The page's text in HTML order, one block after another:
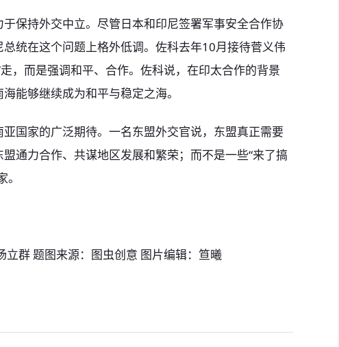
保持外交中立。尽管日本和印尼签署军事安全合作协
统在这个问题上格外低调。佐科去年10月接待菅义伟
，而是强调和平、合作。佐科说，在印太合作的背景
能够继续成为和平与稳定之海。
国家的广泛期待。一名东盟外交官说，东盟真正需要
通力合作、共谋地区发展和繁荣；而不是一些“来了搞
立群 题图来源：图虫创意 图片编辑：笪曦